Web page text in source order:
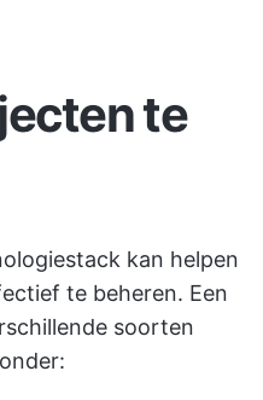
te
kan helpen
te beheren. Een
soorten